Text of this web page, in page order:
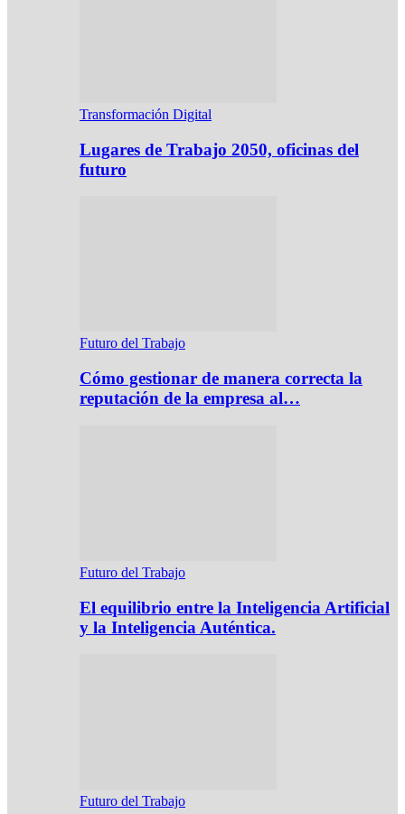
Transformación Digital
Lugares de Trabajo 2050, oficinas del
futuro
Futuro del Trabajo
Cómo gestionar de manera correcta la
reputación de la empresa al…
Futuro del Trabajo
El equilibrio entre la Inteligencia Artificial
y la Inteligencia Auténtica.
Futuro del Trabajo